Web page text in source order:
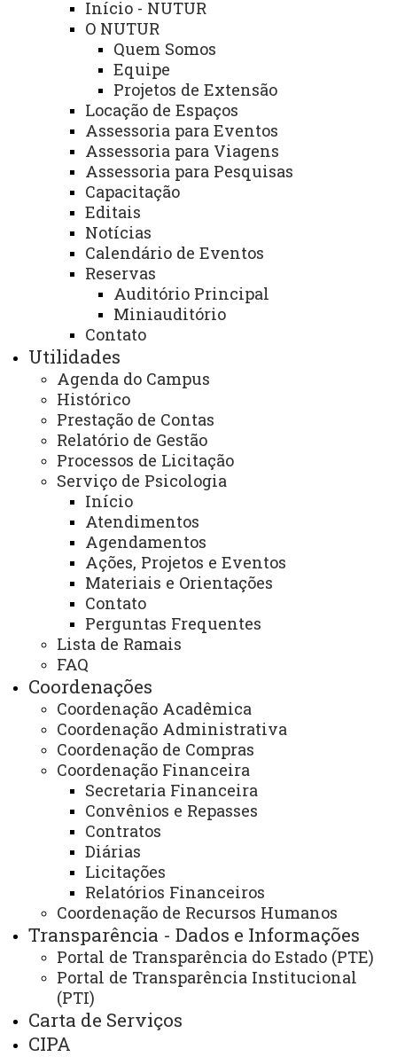
Início - NUTUR
O NUTUR
Quem Somos
Equipe
Projetos de Extensão
Locação de Espaços
Assessoria para Eventos
Assessoria para Viagens
Assessoria para Pesquisas
Capacitação
Editais
Notícias
Calendário de Eventos
Reservas
Auditório Principal
Miniauditório
Contato
Utilidades
Agenda do Campus
Histórico
Prestação de Contas
Relatório de Gestão
Processos de Licitação
Serviço de Psicologia
Início
Atendimentos
Agendamentos
Ações, Projetos e Eventos
Materiais e Orientações
Contato
Perguntas Frequentes
Lista de Ramais
FAQ
Coordenações
Coordenação Acadêmica
Coordenação Administrativa
Coordenação de Compras
Coordenação Financeira
Secretaria Financeira
Convênios e Repasses
Contratos
Diárias
Licitações
Relatórios Financeiros
Coordenação de Recursos Humanos
Transparência - Dados e Informações
Portal de Transparência do Estado (PTE)
Portal de Transparência Institucional
(PTI)
Carta de Serviços
CIPA
Endereço Campus
Foz do Iguaçu:
Av. Tarquínio Joslin
dos Santos, 1300
Foz do Iguaçu - PR -
CEP: 85870-650
Fone: (45) 3576-8100
Acesso Restrito (Editores do Portal)
Arquivo Virtual
Bibliotecas
Identidade Visual
Mapa do Site
Ouvidoria
Portal Office 365
Telefones
REITORIA
Secretaria Geral
Gabinete Reitoria
Secretaria dos Conselhos Superiores
PRÓ-REITORIAS
Administração e Finanças
Extensão
Graduação
Pesquisa/Pós Graduação
Recursos Humanos
Planejamento